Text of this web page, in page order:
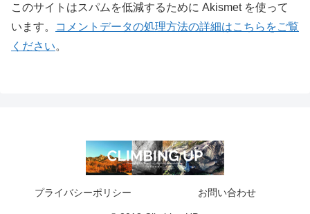
このサイトはスパムを低減するために Akismet を使って
います。
コメントデータの処理方法の詳細はこちらをご覧
ください。
プライバシーポリシー お問い合わせ